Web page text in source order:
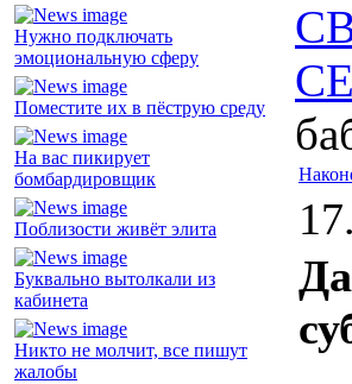
Нужно подключать
эмоциональную сферу
Поместите их в пёструю среду
На вас пикирует
бомбардировщик
Поблизости живёт элита
Буквально вытолкали из
кабинета
Никто не молчит, все пишут
жалобы